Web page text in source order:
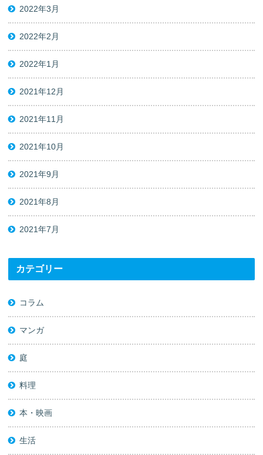
2022年3月
2022年2月
2022年1月
2021年12月
2021年11月
2021年10月
2021年9月
2021年8月
2021年7月
カテゴリー
コラム
マンガ
庭
料理
本・映画
生活